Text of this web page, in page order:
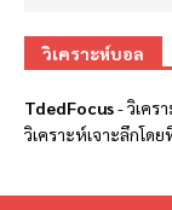
วิเคราะห์บอล
TdedFocus-วิเคร
วิเคราะห์เจาะลึกโด